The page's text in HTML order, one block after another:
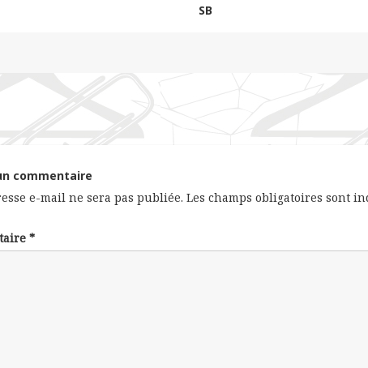
SB
commentaire
e-mail ne sera pas publiée. Les champs obligatoires sont
*